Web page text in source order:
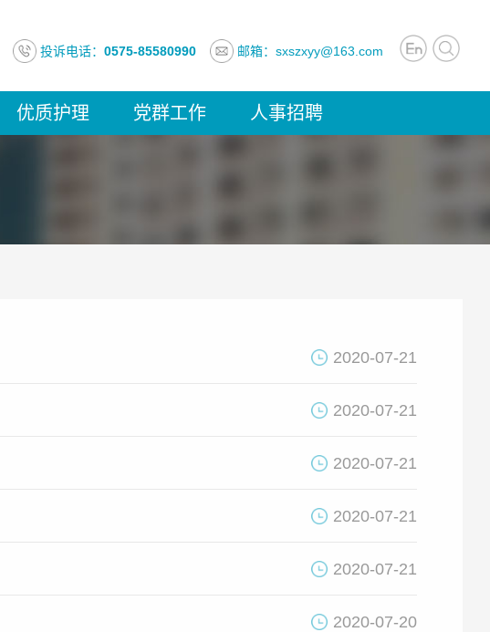
投诉电话： 0575-85580990 邮箱：sxszxyy@163.com
优质护理 党群工作 人事招聘
2020-07-21
2020-07-21
2020-07-21
2020-07-21
2020-07-21
2020-07-20